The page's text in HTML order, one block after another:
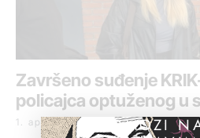
Završeno suđenje
policajca optuženog u
1. april 2025.
POMOZI